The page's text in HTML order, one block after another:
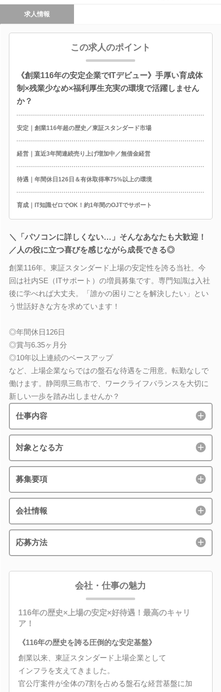
求人情報
この求人のポイント
《創業116年の安定企業でITデビュー》手厚い育成体
制×残業少なめ×福利厚生充実の環境で活躍しません
か？
安定｜創業116年超の歴史／東証スタンダード市場
経営｜直近3年間連続売り上げ増加中／無借金経営
待遇｜年間休日126日＆有休取得率75%以上の環境
育成｜IT知識ゼロでOK！約1年間のOJTでサポート
＼「パソコンに詳しくない…」そんなあなたも大歓迎！
／人の役に立つ喜びを感じながら成長できる◎
創業116年。東証スタンダード上場の安定性を誇る当社。今
回は社内SE（ITサポート）の増員募集です。専門知識は入社
後に学べれば大丈夫。「誰かの困りごとを解決したい」とい
う世話好きな方を求めています！
◎年間休日126日
◎賞与6.35ヶ月分
◎10年以上連続のベースアップ
など、上場企業ならではの盤石な待遇をご用意。転勤なしで
働けます。静岡県三島市で、ワークライフバランスを大切に
新しい一歩を踏み出しませんか？
仕事内容
対象となる方
募集要項
会社情報
応募方法
会社・仕事の魅力
116年の歴史×上場の安定×好待遇！最高のキャリ
ア！
《116年の歴史を誇る圧倒的な安定基盤》
創業以来、東証スタンダード上場企業として
インフラを支えてきました。
官公庁案件が全体の7割を占める盤石な経営基盤に加